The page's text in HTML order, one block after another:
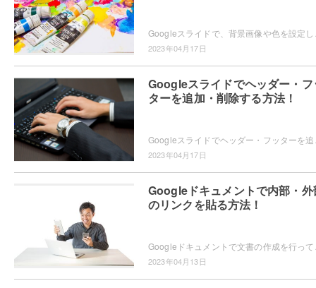
2023年04月17日
Googleスライドでヘッダー・フ
ターを追加・削除する方法！
2023年04月17日
Googleドキュメントで内部・外
のリンクを貼る方法！
2023年04月13日